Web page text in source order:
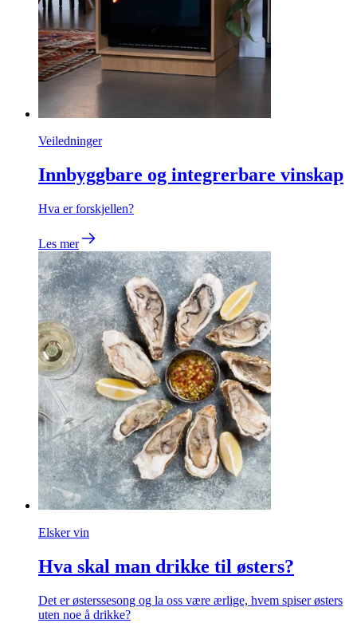
Veiledninger
Innbyggbare og integrerbare vinskap
Hva er forskjellen?
Les mer
Elsker vin
Hva skal man drikke til østers?
Det er østerssesong og la oss være ærlige, hvem spiser østers
uten noe å drikke?